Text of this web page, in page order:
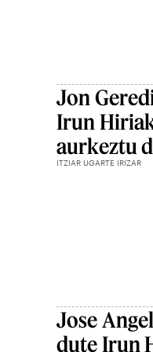
Jon
Irun
aurkeztu
ITZIAR UGARTE IRIZAR
Jose
dute Irun